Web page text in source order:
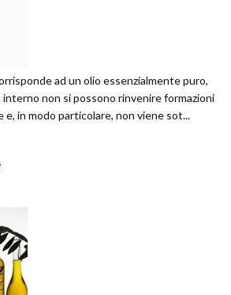
ad un olio essenzialmente puro,
interno non si possono rinvenire formazioni
e, in modo particolare, non viene sot...